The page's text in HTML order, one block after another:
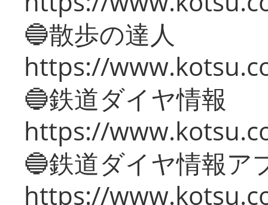
🔵散歩の達人
https://
🔵鉄道ダイヤ情報
https://
🔵鉄道ダイヤ情報ア
https://